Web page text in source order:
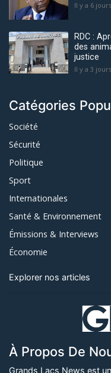
Il y a 6 jours
RDC :
des
justice
Il y a 3 jours
Catégories
Société
Sécurité
Politique
Sport
Internationales
Santé & Environnement
Émissions & Interviews
Économie
Explorer nos articles
À Propos De
Grands Lacs News est